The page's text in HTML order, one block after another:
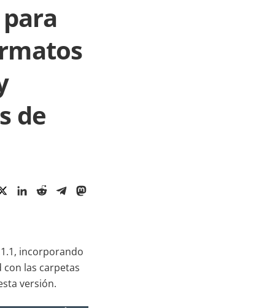
para
de
incorporando
las carpetas
versión.